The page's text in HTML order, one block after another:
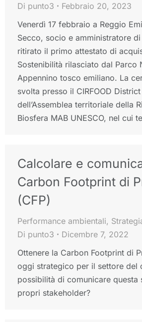
Di punto3
Febbraio 20, 2023
Venerdì 17 febbraio a Reggio
Secco, socio e amministratore
ritirato il primo attestato di
Sostenibilità rilasciato dal Parco
Appennino tosco emiliano. La
svolta presso il CIRFOOD
dell’Assemblea territoriale della
Biosfera MAB UNESCO, nel cui
Calcolare e
Carbon Footprint di
(CFP)
Performance ambientali,
Di punto3
Dicembre 7, 2022
Ottenere la Carbon Footprint di
oggi strategico per il settore del
possibilità di comunicare questa
propri stakeholder?